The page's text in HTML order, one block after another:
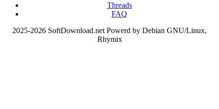
Threads
FAQ
2025-2026 SoftDownload.net Powerd by Debian GNU/Linux,
Rhymix